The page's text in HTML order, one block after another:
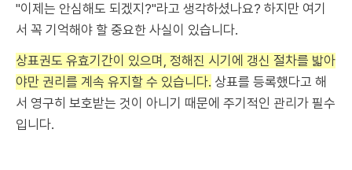
"이제는 안심해도 되겠지?"라고 생각하셨나요? 하지만 여기
서 꼭 기억해야 할 중요한 사실이 있습니다.
상표권도 유효기간이 있으며, 정해진 시기에 갱신 절차를 밟아
야만 권리를 계속 유지할 수 있습니다. 상표를 등록했다고 해
서 영구히 보호받는 것이 아니기 때문에 주기적인 관리가 필수
입니다.